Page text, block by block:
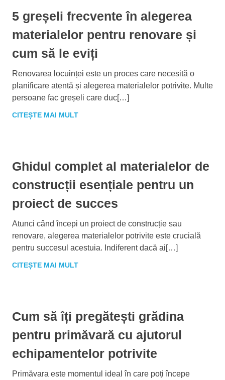
5 greșeli frecvente în alegerea
materialelor pentru renovare și
cum să le eviți
Renovarea locuinței este un proces care necesită o
planificare atentă și alegerea materialelor potrivite. Multe
persoane fac greșeli care duc[…]
CITEȘTE MAI MULT
Ghidul complet al materialelor de
construcții esențiale pentru un
proiect de succes
Atunci când începi un proiect de construcție sau
renovare, alegerea materialelor potrivite este crucială
pentru succesul acestuia. Indiferent dacă ai[…]
CITEȘTE MAI MULT
Cum să îți pregătești grădina
pentru primăvară cu ajutorul
echipamentelor potrivite
Primăvara este momentul ideal în care poți începe